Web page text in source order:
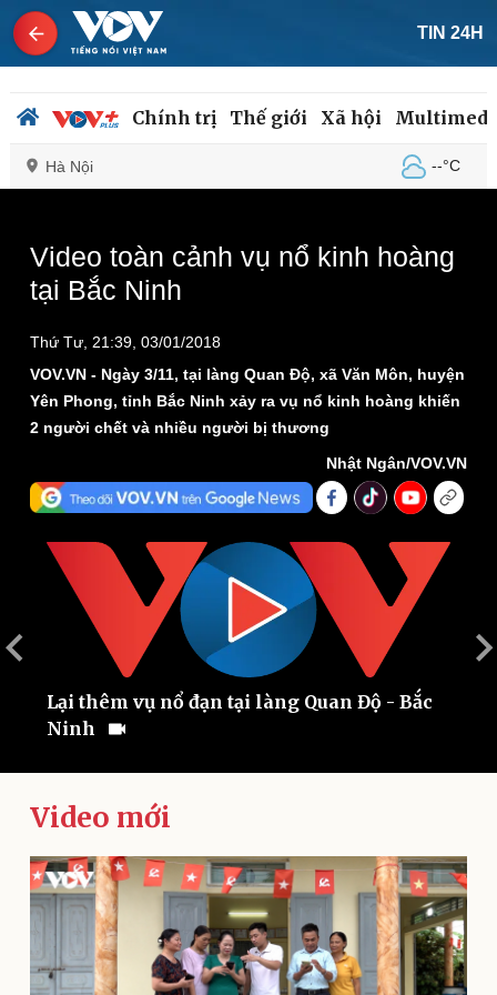
TIN 24H
Chính trị Thế giới Xã hội
Hà Nội --°C
Chính trị
Đảng
Quốc hội
Nhận diện sự thật
Xã hội
Dấu ấn VOV
Việc làm
Thế giới
Cuộc sống đó đây
Hồ sơ
Ảnh
window.server or network failed or because the format is not
Video toàn cảnh vụ nổ kinh hoàng
tại Bắc Ninh
Thứ Tư, 21:39, 03/01/2018
VOV.VN - Ngày 3/11, tại làng Quan Độ, xã Văn Môn, huyện
Yên Phong, tỉnh Bắc Ninh xảy ra vụ nổ kinh hoàng khiến
2 người chết và nhiều người bị thương
Nhật Ngân/VOV.VN
Lại thêm vụ nổ đạn tại làng Quan Độ - Bắc
Ninh
Video mới